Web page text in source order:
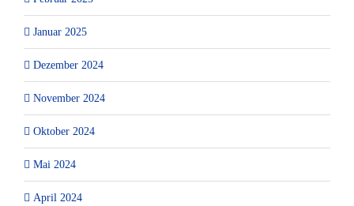
Januar 2025
Dezember 2024
November 2024
Oktober 2024
Mai 2024
April 2024